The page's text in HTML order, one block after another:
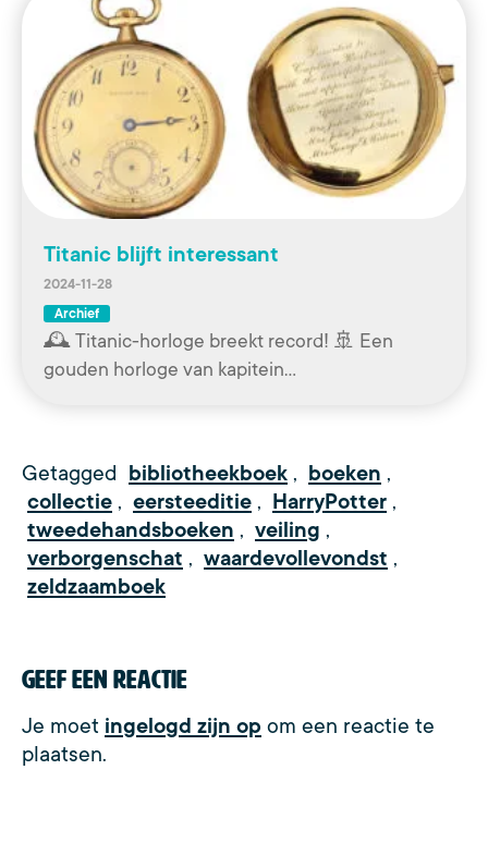
Titanic blijft interessant
2024-11-28
Archief
🕰️ Titanic-horloge breekt record! 🚢 Een
gouden horloge van kapitein…
Getagged bibliotheekboek , boeken ,
collectie , eersteeditie , HarryPotter ,
tweedehandsboeken , veiling ,
verborgenschat , waardevollevondst ,
zeldzaamboek
Geef een reactie
Je moet ingelogd zijn op om een reactie te
plaatsen.